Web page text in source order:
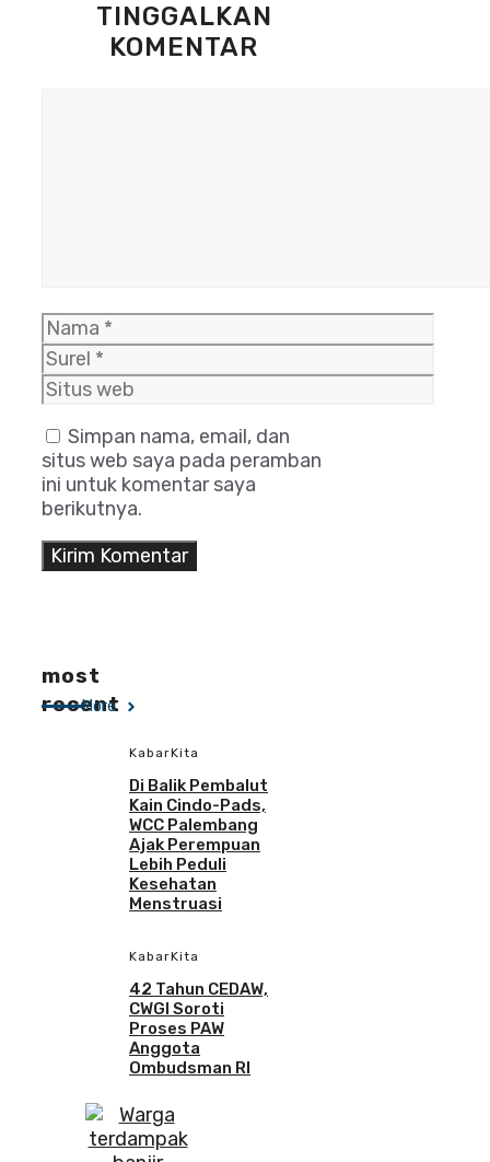
TINGGALKAN
KOMENTAR
Nama
Surel
Situs
web
Simpan nama, email, dan
situs web saya pada peramban
ini untuk komentar saya
berikutnya.
most
recent
More
KabarKita
Di Balik Pembalut
Kain Cindo-Pads,
WCC Palembang
Ajak Perempuan
Lebih Peduli
Kesehatan
Menstruasi
KabarKita
42 Tahun CEDAW,
CWGI Soroti
Proses PAW
Anggota
Ombudsman RI